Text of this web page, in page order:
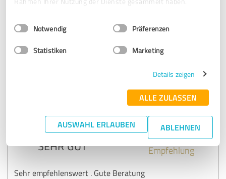
Impressum Datenschutzbestimmungen
Einwilligungsauswahl
Notwendig Präferenzen
Statistiken Marketing
Details zeigen
ALLE ZULASSEN
AUSWAHL ERLAUBEN ABLEHNEN
Team weiterempfehlen.
Eduard Österreicher GmbH -
5,00 von 5
SEHR GUT Empfehlung
Sehr empfehlenswert . Gute Beratung